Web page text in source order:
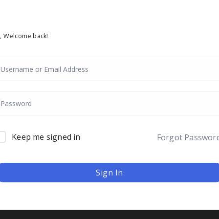
Welcome back!
Keep me signed in Forgot
Sign In